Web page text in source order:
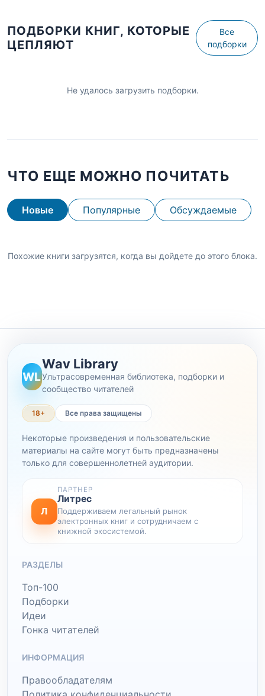
ПОДБОРКИ КНИГ, КОТОРЫЕ
ЦЕПЛЯЮТ
Все
подборки
Не удалось загрузить подборки.
ЧТО ЕЩЕ МОЖНО ПОЧИТАТЬ
Новые Популярные Обсуждаемые
Похожие книги загрузятся, когда вы дойдете до этого блока.
WL
Wav Library
Ультрасовременная библиотека, подборки и
сообщество читателей
18+ Все права защищены
Некоторые произведения и пользовательские
материалы на сайте могут быть предназначены
только для совершеннолетней аудитории.
Л
ПАРТНЕР
Литрес
Поддерживаем легальный рынок
электронных книг и сотрудничаем с
книжной экосистемой.
РАЗДЕЛЫ
Топ-100
Подборки
Идеи
Гонка читателей
ИНФОРМАЦИЯ
Правообладателям